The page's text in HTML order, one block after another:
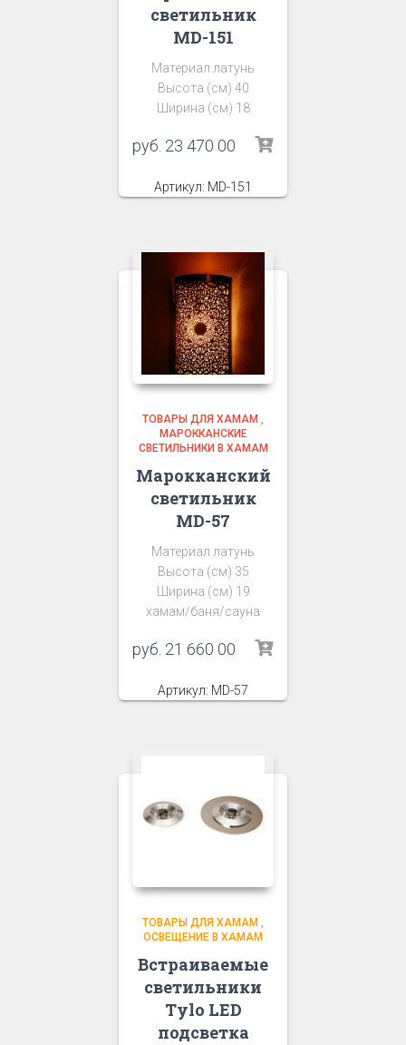
светильник
MD-151
Материал латунь
Высота (см) 40
Ширина (см) 18
руб. 23 470 00
Артикул: MD-151
ТОВАРЫ ДЛЯ ХАМАМ ,
МАРОККАНСКИЕ
СВЕТИЛЬНИКИ В ХАМАМ
Марокканский
светильник
MD-57
Материал латунь
Высота (см) 35
Ширина (см) 19
хамам/баня/сауна
руб. 21 660 00
Артикул: MD-57
ТОВАРЫ ДЛЯ ХАМАМ ,
ОСВЕЩЕНИЕ В ХАМАМ
Встраиваемые
светильники
Tylo LED
подсветка